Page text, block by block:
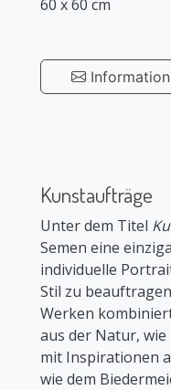
60 x 60 cm
Information
Kunstaufträge
Unter dem Titel
Semen eine
individuelle
Stil zu
Werken
aus der Natur,
mit Inspirationen
wie dem